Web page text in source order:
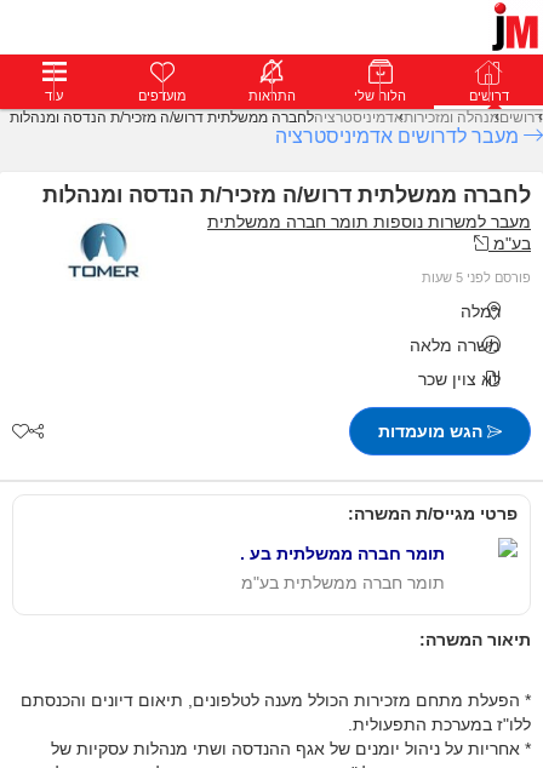
דרושים פרופילים הודעות פרימיום דרושים הלוח שלי התראות מועדפים עוד
דרושיםמנהלה ומזכירותאדמיניסטרציהלחברה ממשלתית דרוש/ה מזכיר/ת הנדסה ומנהלות
מעבר לדרושים אדמיניסטרציה
לחברה ממשלתית דרוש/ה מזכיר/ת הנדסה ומנהלות
מעבר למשרות נוספות תומר חברה ממשלתית
בע"מ
פורסם לפני 5 שעות
רמלה
משרה מלאה
לא צוין שכר
הגש מועמדות
פרטי מגייס/ת המשרה:
תומר חברה ממשלתית בע .
תומר חברה ממשלתית בע"מ
תיאור המשרה:
* הפעלת מתחם מזכירות הכולל מענה לטלפונים, תיאום דיונים והכנסתם
ללו"ז במערכת התפעולית.
* אחריות על ניהול יומנים של אגף ההנדסה ושתי מנהלות עסקיות של